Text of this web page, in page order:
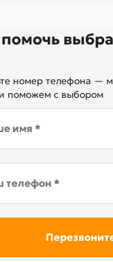
номер телефона —
поможем с выбором